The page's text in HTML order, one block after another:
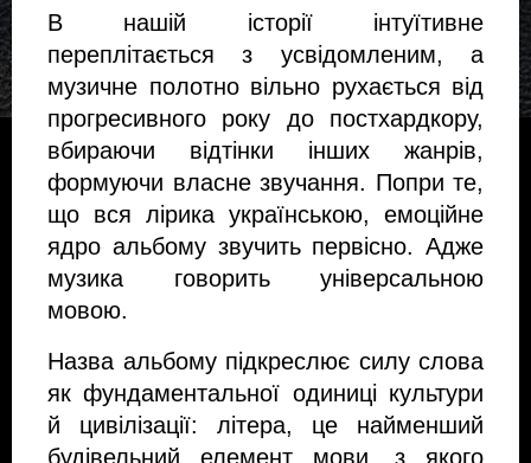
В нашій історії інтуїтивне
переплітається з усвідомленим, а
музичне полотно вільно рухається від
прогресивного року до постхардкору,
вбираючи відтінки інших жанрів,
формуючи власне звучання. Попри те,
що вся лірика українською, емоційне
ядро альбому звучить первісно. Адже
музика говорить універсальною
мовою.
Назва альбому підкреслює силу слова
як фундаментальної одиниці культури
й цивілізації: літера, це найменший
будівельний елемент мови, з якого